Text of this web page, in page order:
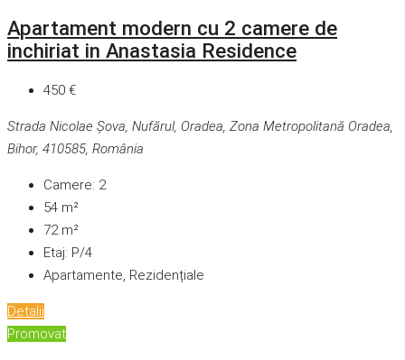
Apartament modern cu 2 camere de
inchiriat in Anastasia Residence
450 €
Strada Nicolae Șova, Nufărul, Oradea, Zona Metropolitană Oradea,
Bihor, 410585, România
Camere: 2
54 m²
72m²
Etaj: P/4
Apartamente, Rezidențiale
Detalii
Promovat